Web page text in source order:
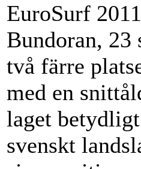
EuroSurf
Bundoran,
två färre
med en
laget
svenskt